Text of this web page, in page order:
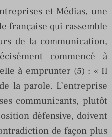
et Médias, une
française qui rassemble
de la communication,
commencé à
à emprunter (5) : « Il
la parole. L’entreprise
communicants, plutôt
défensive, doivent
de façon plus